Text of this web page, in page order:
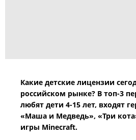
Какие детские лицензии
российском рынке? В топ-3
любят дети 4-15 лет, входят
«Маша и Медведь», «Три
игры Minecraft.